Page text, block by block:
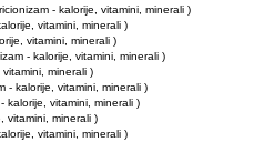
- kalorije, vitamini, minerali )
vitamini, minerali )
vitamini, minerali )
- kalorije, vitamini, minerali )
minerali )
- kalorije, vitamini, minerali )
kalorije, vitamini, minerali )
vitamini, minerali )
vitamini, minerali )